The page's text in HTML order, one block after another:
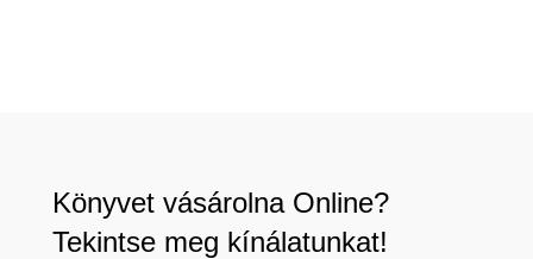
Könyvet vásárolna Online?
Tekintse meg kínálatunkat!